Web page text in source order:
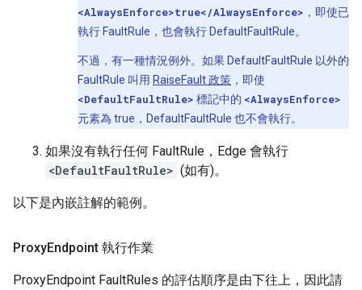
<AlwaysEnforce>true</AlwaysEnforce> ，即使已
執行 FaultRule，也會執行 DefaultFaultRule。
不過，有一種情況例外。如果 DefaultFaultRule 以外的
FaultRule 叫用 RaiseFault 政策 ，即使
<DefaultFaultRule> 標記中的 <AlwaysEnforce>
元素為 true，DefaultFaultRule 也不會執行。
如果沒有執行任何 FaultRule，Edge 會執行
<DefaultFaultRule> (如有)。
以下是內嵌註解的範例。
ProxyEndpoint 執行作業
ProxyEndpoint FaultRules 的評估順序是由下往上，因此請